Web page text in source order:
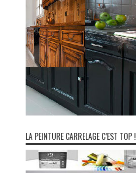
LA PEINTURE CARRELAGE C’EST TOP !